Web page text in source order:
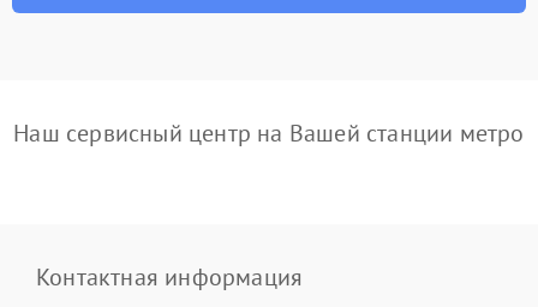
Наш сервисный центр на Вашей станции метро
Контактная информация